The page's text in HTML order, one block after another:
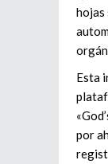
hojas
Esta
por